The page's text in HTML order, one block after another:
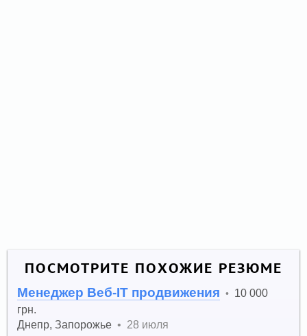
ПОСМОТРИТЕ ПОХОЖИЕ РЕЗЮМЕ
Менеджер Веб-IT продвижения • 10 000
грн.
Днепр,Запорожье • 28 июля